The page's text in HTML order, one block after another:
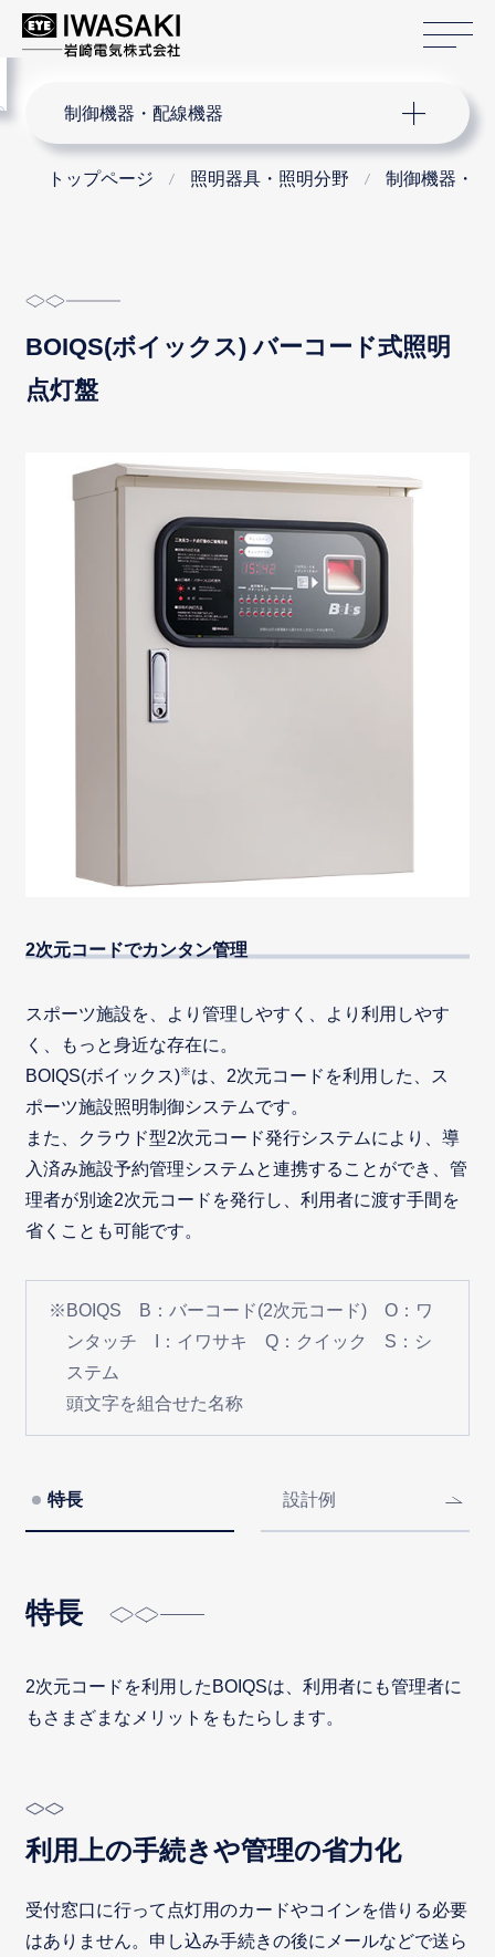
制御機器・配線機器
トップページ 照明器具・照明分野 制御機器・
BOIQS(ボイックス) バーコード式照明
点灯盤
2次元コードでカンタン管理
スポーツ施設を、より管理しやすく、より利用しやす
く、もっと身近な存在に。
BOIQS(ボイックス)※は、2次元コードを利用した、ス
ポーツ施設照明制御システムです。
また、クラウド型2次元コード発行システムにより、導
入済み施設予約管理システムと連携することができ、管
理者が別途2次元コードを発行し、利用者に渡す手間を
省くことも可能です。
※BOIQS B：バーコード(2次元コード) O：ワ
ンタッチ I：イワサキ Q：クイック S：シ
ステム
頭文字を組合せた名称
特長 設計例
特長
2次元コードを利用したBOIQSは、利用者にも管理者に
もさまざまなメリットをもたらします。
利用上の手続きや管理の省力化
受付窓口に行って点灯用のカードやコインを借りる必要
はありません。申し込み手続きの後にメールなどで送ら
menu